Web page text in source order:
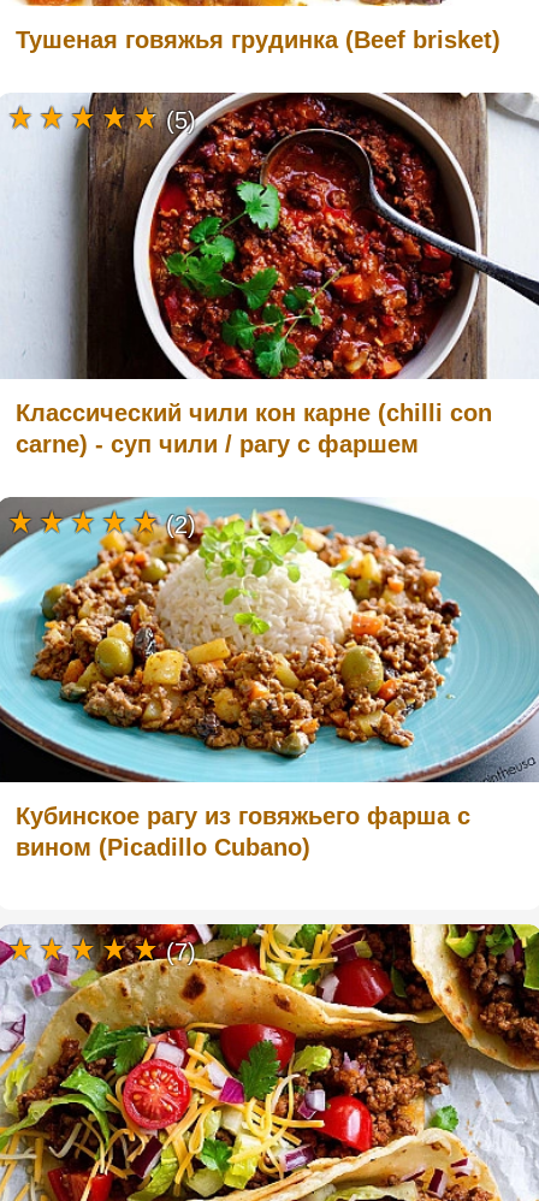
Тушеная говяжья грудинка (Beef brisket)
Классический чили кон карне (chilli con
carne) - суп чили / рагу с фаршем
(5)
Кубинское рагу из говяжьего фарша с
вином (Picadillo Cubano)
(2)
(7)